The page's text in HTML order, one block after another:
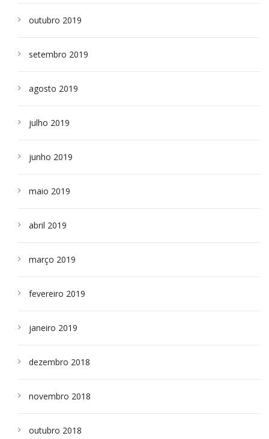
outubro 2019
setembro 2019
agosto 2019
julho 2019
junho 2019
maio 2019
abril 2019
março 2019
fevereiro 2019
janeiro 2019
dezembro 2018
novembro 2018
outubro 2018